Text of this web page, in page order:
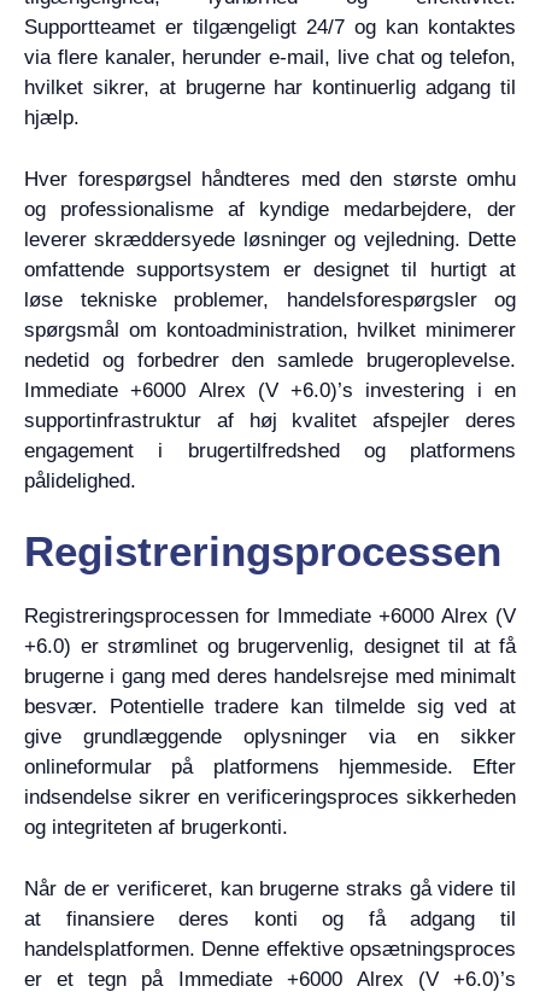
Supportteamet er tilgængeligt 24/7 og kan kontaktes
via flere kanaler, herunder e-mail, live chat og telefon,
hvilket sikrer, at brugerne har kontinuerlig adgang til
hjælp.
Hver forespørgsel håndteres med den største omhu
og professionalisme af kyndige medarbejdere, der
leverer skræddersyede løsninger og vejledning. Dette
omfattende supportsystem er designet til hurtigt at
løse tekniske problemer, handelsforespørgsler og
spørgsmål om kontoadministration, hvilket minimerer
nedetid og forbedrer den samlede brugeroplevelse.
Immediate +6000 Alrex (V +6.0)’s investering i en
supportinfrastruktur af høj kvalitet afspejler deres
engagement i brugertilfredshed og platformens
pålidelighed.
Registreringsprocessen
Registreringsprocessen for Immediate +6000 Alrex (V
+6.0) er strømlinet og brugervenlig, designet til at få
brugerne i gang med deres handelsrejse med minimalt
besvær. Potentielle tradere kan tilmelde sig ved at
give grundlæggende oplysninger via en sikker
onlineformular på platformens hjemmeside. Efter
indsendelse sikrer en verificeringsproces sikkerheden
og integriteten af brugerkonti.
Når de er verificeret, kan brugerne straks gå videre til
at finansiere deres konti og få adgang til
handelsplatformen. Denne effektive opsætningsproces
er et tegn på Immediate +6000 Alrex (V +6.0)’s